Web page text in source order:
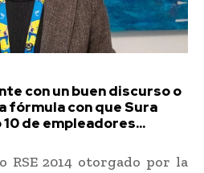
con un buen discurso o
fórmula con que Sura
de empleadores...
RSE 2014 otorgado por la